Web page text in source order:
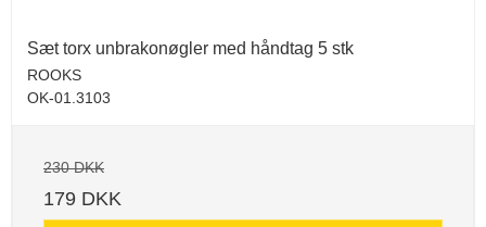
Sæt torx unbrakonøgler med håndtag 5 stk
ROOKS
OK-01.3103
230 DKK
179 DKK